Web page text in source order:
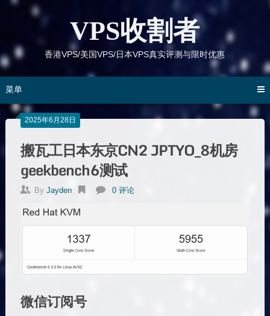
VPS收割者
香港VPS/美国VPS/日本VPS真实评测与限时优惠
菜单
2025年6月28日
搬瓦工日本东京CN2 JPTYO_8机房
geekbench6测试
By Jayden 0 评论
微信订阅号